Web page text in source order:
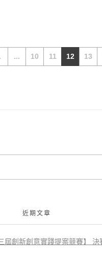
... 10 11 12 13
近期文章
屆創新創意實踐提案競賽】 決